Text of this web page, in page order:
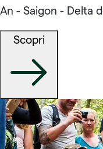
An - Saigon - Delta
Scopri